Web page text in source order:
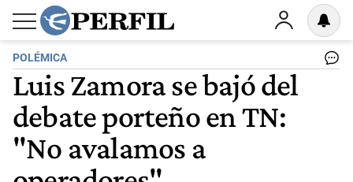
POLÉMICA
Luis Zamora se bajó del
debate porteño en TN:
"No avalamos a